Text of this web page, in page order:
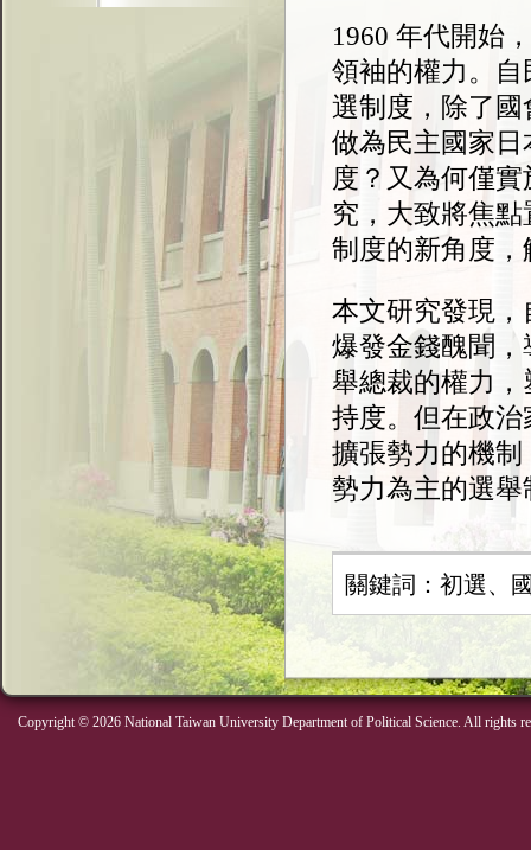
1960 年代開始
領袖的權力。
選制度，除了
做為民主國家
度？又為何僅
究，大致將焦
制度的新角度
本文研究發現
爆發金錢醜聞
舉總裁的權力
持度。但在政
擴張勢力的機
勢力為主的選舉
關鍵詞：初選、
Copyright © 2026 National Taiwan University Department of Political Science. All rights